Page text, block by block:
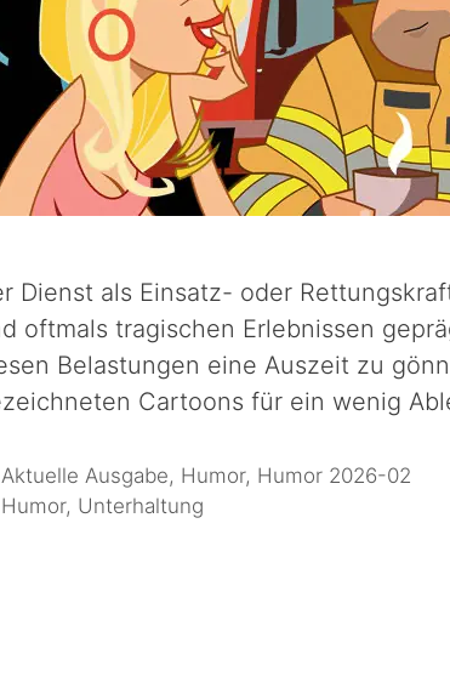
Dienst als Einsatz- oder
oftmals tragischen Erlebnissen
Belastungen eine Auszeit zu
Cartoons für ein wenig
Aktuelle Ausgabe, Humor, Humor 2026-02
Humor, Unterhaltung